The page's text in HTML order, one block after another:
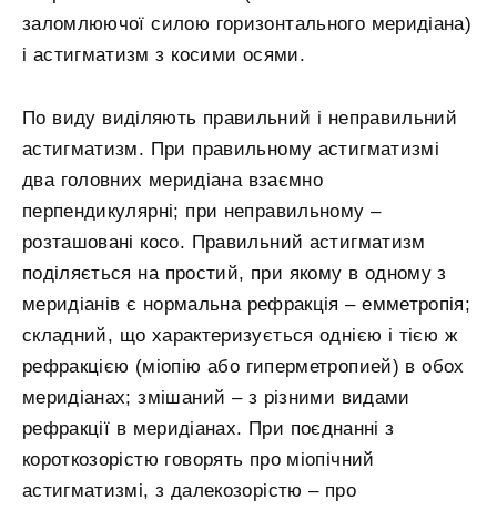
заломлюючої силою горизонтального меридіана)
і астигматизм з косими осями.
По виду виділяють правильний і неправильний
астигматизм. При правильному астигматизмі
два головних меридіана взаємно
перпендикулярні; при неправильному –
розташовані косо. Правильний астигматизм
поділяється на простий, при якому в одному з
меридіанів є нормальна рефракція – емметропія;
складний, що характеризується однією і тією ж
рефракцією (міопію або гиперметропией) в обох
меридіанах; змішаний – з різними видами
рефракції в меридіанах. При поєднанні з
короткозорістю говорять про міопічний
астигматизмі, з далекозорістю – про